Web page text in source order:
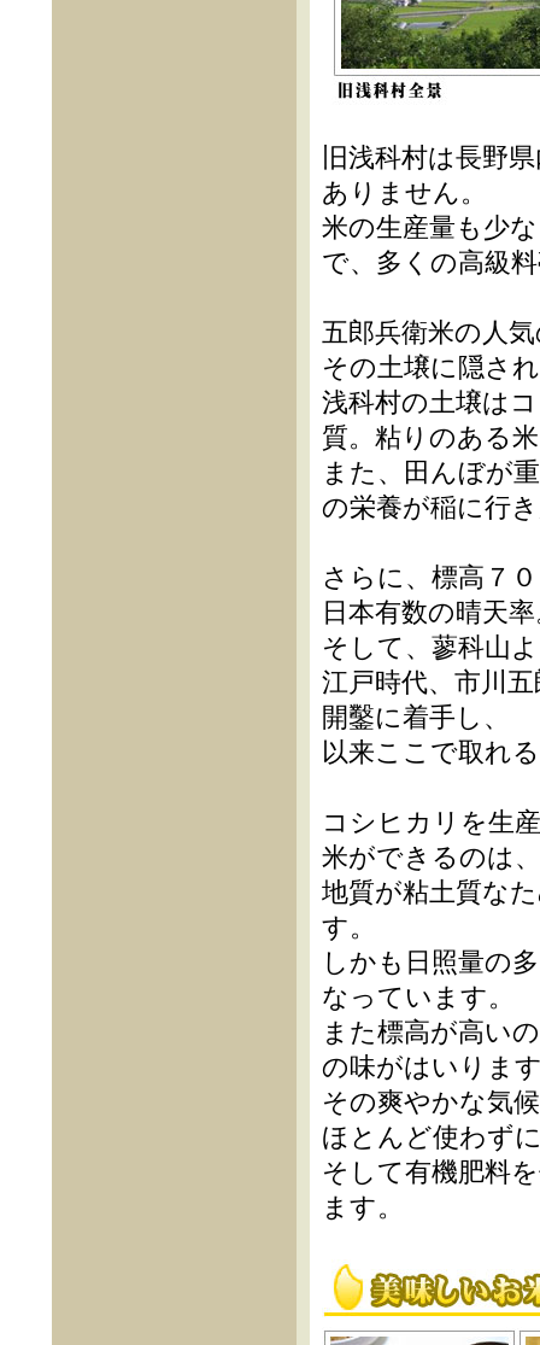
旧浅科村は長野
ありません。
米の生産量も少
で、多くの高級
五郎兵衛米の人
その土壌に隠さ
浅科村の土壌は
質。粘りのある
また、田んぼが
の栄養が稲に行
さらに、標高７
日本有数の晴天
そして、蓼科山
江戸時代、市川
開鑿に着手し、
以来ここで取れ
コシヒカリを生
米ができるのは
地質が粘土質な
す。
しかも日照量の
なっています。
また標高が高い
の味がはいりま
その爽やかな気
ほとんど使わず
そして有機肥料
ます。